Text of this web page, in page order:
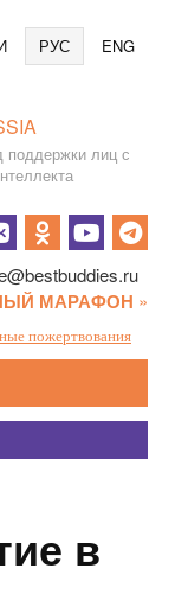
РУС ENG
поддержки лиц с
МАРАФОН »
пожертвования
в